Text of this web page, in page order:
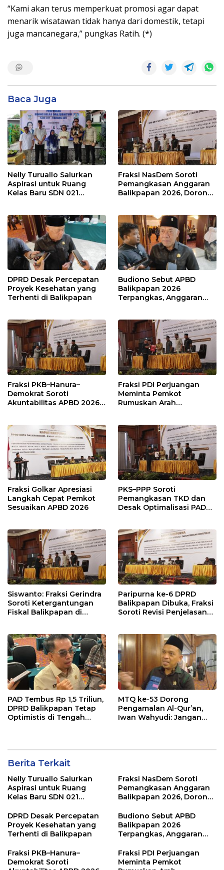
“Kami akan terus memperkuat promosi agar dapat
menarik wisatawan tidak hanya dari domestik, tetapi
juga mancanegara,” pungkas Ratih. (*)
Baca Juga
Nelly Turuallo Salurkan
Aspirasi untuk Ruang
Kelas Baru SDN 021
Fraksi NasDem Soroti
Pemangkasan Anggaran
Balikpapan 2026, Dorong
DPRD Desak Percepatan
Proyek Kesehatan yang
Terhenti di Balikpapan
Budiono Sebut APBD
Balikpapan 2026
Terpangkas, Anggaran
Fraksi PKB–Hanura–
Demokrat Soroti
Akuntabilitas APBD 2026
Modal
Fraksi PDI Perjuangan
Meminta Pemkot
Rumuskan Arah
Penyangga IKN
Fraksi Golkar Apresiasi
Langkah Cepat Pemkot
Sesuaikan APBD 2026
PKS–PPP Soroti
Pemangkasan TKD dan
Desak Optimalisasi PAD
Siswanto: Fraksi Gerindra
Soroti Ketergantungan
Fiskal Balikpapan di
Paripurna ke-6 DPRD
Balikpapan Dibuka, Fraksi
Soroti Revisi Penjelasan
PAD Tembus Rp 1,5 Triliun,
DPRD Balikpapan Tetap
Optimistis di Tengah
MTQ ke-53 Dorong
Pengamalan Al-Qur’an,
Iwan Wahyudi: Jangan
Berita Terkait
Nelly Turuallo Salurkan
Aspirasi untuk Ruang
Kelas Baru SDN 021
Fraksi NasDem Soroti
Pemangkasan Anggaran
Balikpapan 2026, Dorong
Publik
DPRD Desak Percepatan
Proyek Kesehatan yang
Terhenti di Balikpapan
Budiono Sebut APBD
Balikpapan 2026
Terpangkas, Anggaran
Fraksi PKB–Hanura–
Demokrat Soroti
Fraksi PDI Perjuangan
Meminta Pemkot